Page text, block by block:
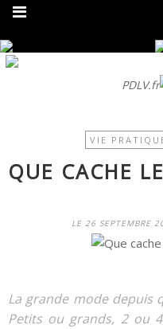
PDLV.fr
VIE
QUE CACHE
LE 26 SEPTEMBRE
La grande mode depuis
Petits ou grands, 2 ou